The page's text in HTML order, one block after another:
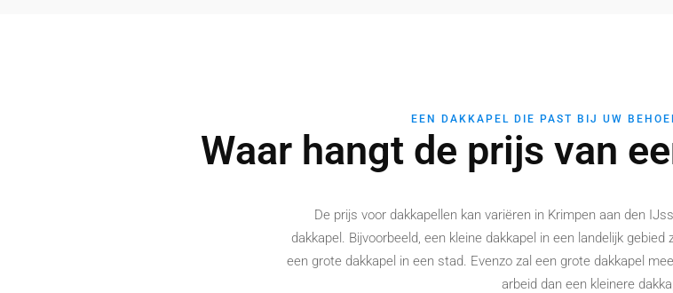
EEN DAKKAPEL DIE PAST BIJ UW
Waar hangt de prijs van
De prijs voor dakkapellen kan variëren in Krimpen aan den
dakkapel. Bijvoorbeeld, een kleine dakkapel in een landelijk
een grote dakkapel in een stad. Evenzo zal een grote dakkapel
arbeid dan een kleinere